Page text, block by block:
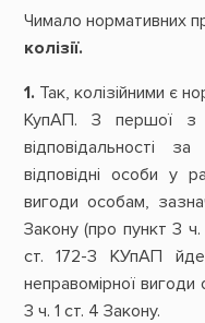
Чимало нормативних
колізії.
1. Так, колізійними є
КупАП. З першої з
відповідальності
відповідні особи у
вигоди особам,
Закону (про пункт 3
ст. 172-3 КУпАП
неправомірної
3 ч. 1 ст. 4 Закону.